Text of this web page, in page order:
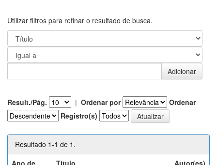
Utilizar filtros para refinar o resultado de busca.
Result./Pág. | Ordenar por
Ordenar
Registro(s)
Resultado 1-1 de 1.
Ano de
Título Autor(es)